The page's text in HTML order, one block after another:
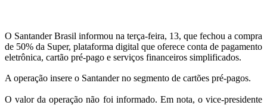
O Santander Brasil informou na terça-feira, 13, que fechou a compra
de 50% da Super, plataforma digital que oferece conta de pagamento
eletrônica, cartão pré-pago e serviços financeiros simplificados.
A operação insere o Santander no segmento de cartões pré-pagos.
O valor da operação não foi informado. Em nota, o vice-presidente